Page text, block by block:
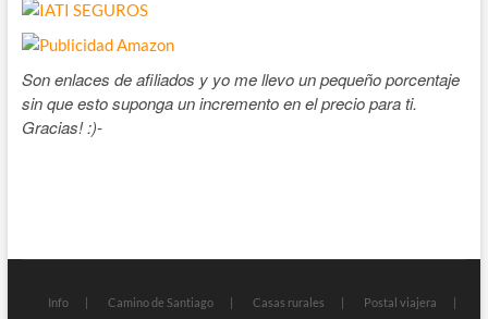
Son enlaces de afiliados y yo me llevo un pequeño porcentaje
sin que esto suponga un incremento en el precio para ti.
Gracias! :)-
Info Camino de Santiago Casas rurales
Postal viajera